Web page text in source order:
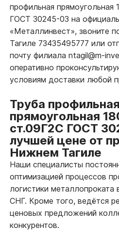
профильная прямоугольная
ГОСТ 30245-03 на
«Металлинвест», звоните
Тагиле 73435495777 или
почту филиала ntagil@m-
оперативно
условиям доставки любой
Труба профильная
прямоугольная
ст.09Г2С ГОСТ
лучшей цене от
Нижнем Тагиле
Наши специалисты
оптимизацией процессов
логистики металлопроката
СНГ. Кроме того, ведётся
ценовых предложений
конкурентов.